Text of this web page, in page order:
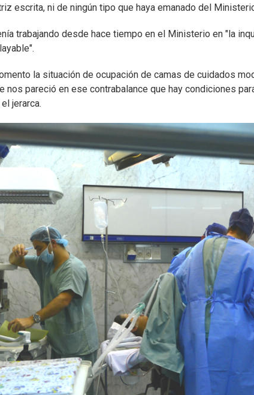
escrita, ni de ningún tipo que haya emanado del
trabajando desde hace tiempo en el Ministerio en "la
la situación de ocupación de camas de cuidados
nos pareció en ese contrabalance que hay condiciones
jerarca.